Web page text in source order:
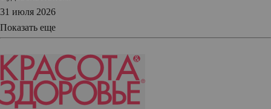
31 июля 2026
Показать еще